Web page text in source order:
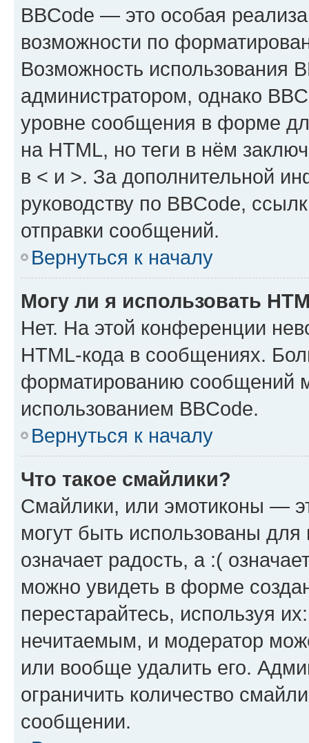
BBCode — это особая
возможности по
Возможность использования
администратором, однако
уровне сообщения в форме
на HTML, но теги в нём
в < и >. За дополнительной
руководству по BBCode,
отправки сообщений.
Вернуться к началу
Могу ли я использовать
Нет. На этой конференции
HTML-кода в сообщениях.
форматированию сообщений
использованием BBCode.
Вернуться к началу
Что такое смайлики?
Смайлики, или эмотиконы —
могут быть использованы
означает радость, а :(
можно увидеть в форме
перестарайтесь, используя
нечитаемым, и модератор
или вообще удалить его.
ограничить количество
сообщении.